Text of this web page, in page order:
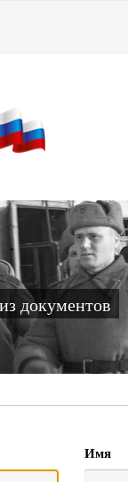
документов
Имя